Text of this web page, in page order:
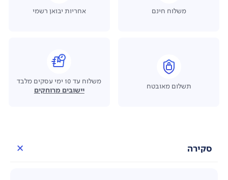
משלוח חינם אחריות יבואן רשמי
תשלום מאובטח
משלוח עד 10 ימי עסקים מלבד
יישובים מרוחקים
סקירה